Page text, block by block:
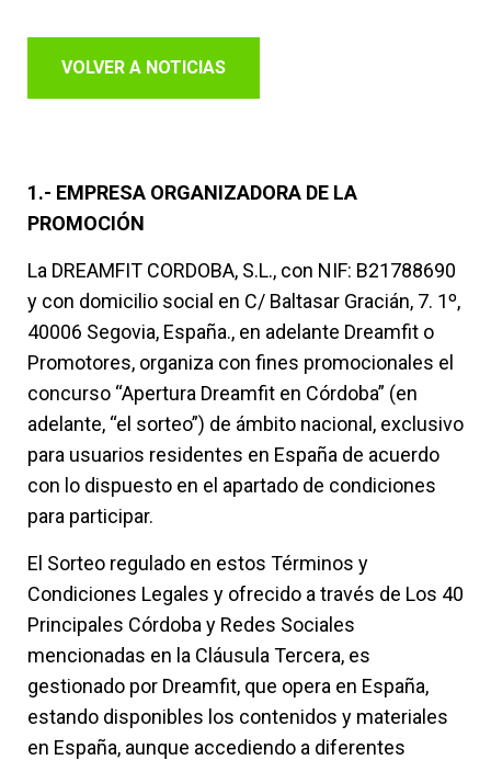
VOLVER A NOTICIAS
1.- EMPRESA ORGANIZADORA DE LA
PROMOCIÓN
La DREAMFIT CORDOBA, S.L., con NIF: B21788690
y con domicilio social en C/ Baltasar Gracián, 7. 1º,
40006 Segovia, España., en adelante Dreamfit o
Promotores, organiza con fines promocionales el
concurso “Apertura Dreamfit en Córdoba” (en
adelante, “el sorteo”) de ámbito nacional, exclusivo
para usuarios residentes en España de acuerdo
con lo dispuesto en el apartado de condiciones
para participar.
El Sorteo regulado en estos Términos y
Condiciones Legales y ofrecido a través de Los 40
Principales Córdoba y Redes Sociales
mencionadas en la Cláusula Tercera, es
gestionado por Dreamfit, que opera en España,
estando disponibles los contenidos y materiales
en España, aunque accediendo a diferentes